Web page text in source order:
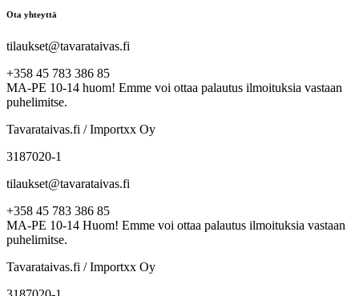
Ota yhteyttä
tilaukset@tavarataivas.fi
+358 45 783 386 85
MA-PE 10-14 huom! Emme voi ottaa palautus ilmoituksia vastaan
puhelimitse.
Tavarataivas.fi / Importxx Oy
3187020-1
tilaukset@tavarataivas.fi
+358 45 783 386 85
MA-PE 10-14 Huom! Emme voi ottaa palautus ilmoituksia vastaan
puhelimitse.
Tavarataivas.fi / Importxx Oy